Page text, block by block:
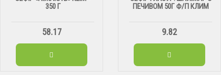
350 Г
58.17
ПЕЧИВОМ 50Г Ф/П КЛИМ
9.82